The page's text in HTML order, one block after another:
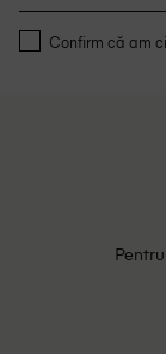
Confirm că am